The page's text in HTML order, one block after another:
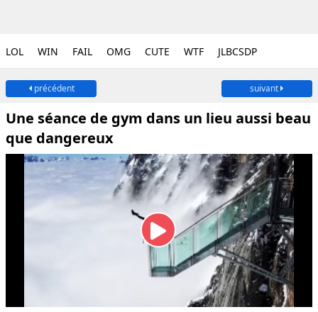
LOL WIN FAIL OMG CUTE WTF JLBCSDP
précédent suivant
Une séance de gym dans un lieu aussi beau
que dangereux